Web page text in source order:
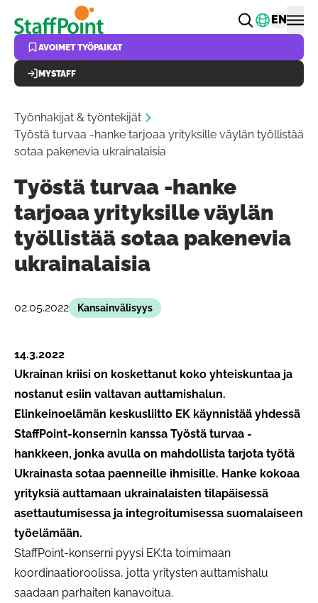
Hyppää pääsisältöön Vaihda
EN
AVOIMET TYÖPAIKAT
MYSTAFF
Työnhakijat & työntekijät
Työstä turvaa -hanke tarjoaa yrityksille väylän työllistää
sotaa pakenevia ukrainalaisia
Työstä turvaa -hanke
tarjoaa yrityksille väylän
työllistää sotaa pakenevia
ukrainalaisia
02.05.2022 Kansainvälisyys
14.3.2022
Ukrainan kriisi on koskettanut koko yhteiskuntaa ja
nostanut esiin valtavan auttamishalun.
Elinkeinoelämän keskusliitto EK käynnistää yhdessä
StaffPoint-konsernin kanssa Työstä turvaa -
hankkeen, jonka avulla on mahdollista tarjota työtä
Ukrainasta sotaa paenneille ihmisille. Hanke kokoaa
yrityksiä auttamaan ukrainalaisten tilapäisessä
asettautumisessa ja integroitumisessa suomalaiseen
työelämään.
StaffPoint-konserni pyysi EK:ta toimimaan
koordinaatioroolissa, jotta yritysten auttamishalu
saadaan parhaiten kanavoitua.